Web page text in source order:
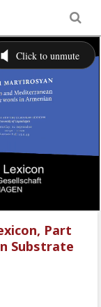
Part
Substrate